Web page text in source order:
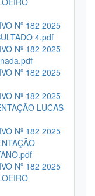
Nº 182 2025
4.pdf
Nº 182 2025
Nº 182 2025
Nº 182 2025
LUCAS
Nº 182 2025
Nº 182 2025